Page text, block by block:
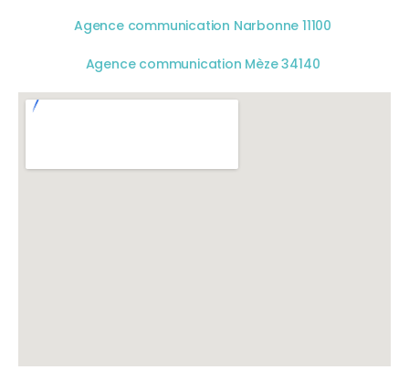
Agence communication Narbonne 11100
Agence communication Mèze 34140